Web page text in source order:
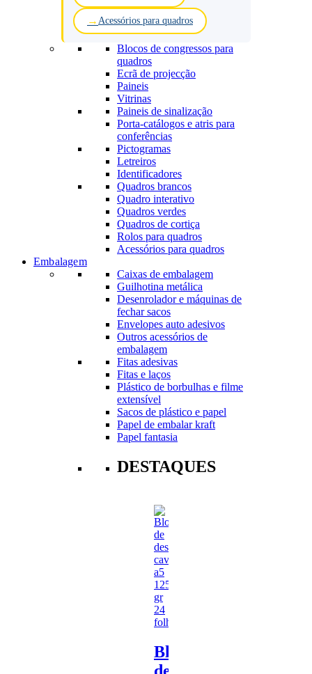
Acessórios para quadros
Blocos de congressos para
quadros
Ecrã de projecção
Paineis
Vitrinas
Paineis de sinalização
Porta-catálogos e atris para
conferências
Pictogramas
Letreiros
Identificadores
Quadros brancos
Quadro interativo
Quadros verdes
Quadros de cortiça
Rolos para quadros
Acessórios para quadros
Embalagem
Caixas de embalagem
Guilhotina metálica
Desenrolador e máquinas de
fechar sacos
Envelopes auto adesivos
Outros acessórios de
embalagem
Fitas adesivas
Fitas e laços
Plástico de borbulhas e filme
extensível
Sacos de plástico e papel
Papel de embalar kraft
Papel fantasia
DESTAQUES
Bloco
de